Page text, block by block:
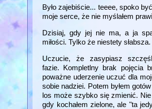
Było zajebiście... teeee, spoko
moje serce, że nie myślałem
Dzisiaj, gdy jej nie ma, a ja
miłości. Tylko że niestety słabsza.
Uczucie, że zasypiasz
fazie. Kompletlny brak pojęcia
poważne uderzenie uczuć dla
sobie nadziei. Potem byłem
los może szybko się zmienić.
gdy kochałem zielone, ale "ta